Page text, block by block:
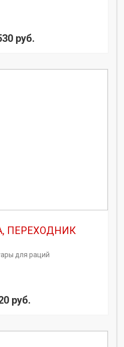
руб.
ПЕРЕХОДНИК
для раций
руб.